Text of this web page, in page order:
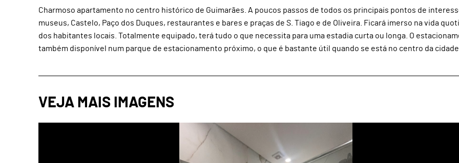
Charmoso apartamento no centro histórico de Guimarães. A poucos passos de todos os principais pontos de
museus, Castelo, Paço dos Duques, restaurantes e bares e praças de S. Tiago e de Oliveira. Ficará imerso na vida
dos habitantes locais. Totalmente equipado, terá tudo o que necessita para uma estadia curta ou longa. O
também disponível num parque de estacionamento próximo, o que é bastante útil quando se está no centro da cidade.